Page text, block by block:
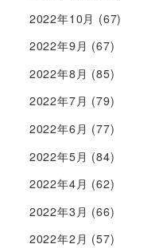
2022年10月 (67)
2022年9月 (67)
2022年8月 (85)
2022年7月 (79)
2022年6月 (77)
2022年5月 (84)
2022年4月 (62)
2022年3月 (66)
2022年2月 (57)